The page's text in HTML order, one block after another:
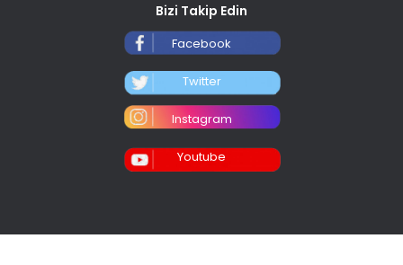
Bizi Takip Edin
Facebook
Twitter
Instagram
Youtube